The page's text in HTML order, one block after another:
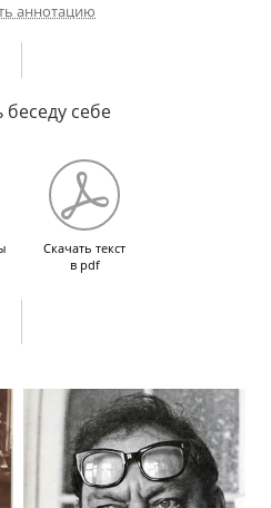
Лурье, его участие в ВОВ;
дискуссии. Биологический
в науке. Об отце Б. Н.
А. Вепринцеве. Отношение Н. А.
Судьба Н. А. Вепринцева и его
вступление в партию; арест;
Б. Н. Вепринцев: вступительный
биофак в 1943 г., наблюдение
доклад у Формозова; арест
(М. И. Казанин, Л. А.
по записи голосов птиц; переход
АН СССР, лаборатория нервной
криогенного консервирования
недопуска за границу.
голоса овсянки.
аннотацию
беседу себе
Скачать текст
в pdf